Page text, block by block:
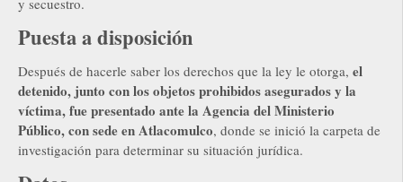
y secuestro.
Puesta a disposición
Después de hacerle saber los derechos que la ley le otorga, el
detenido, junto con los objetos prohibidos asegurados y la
víctima, fue presentado ante la Agencia del Ministerio
Público, con sede en Atlacomulco, donde se inició la carpeta de
investigación para determinar su situación jurídica.